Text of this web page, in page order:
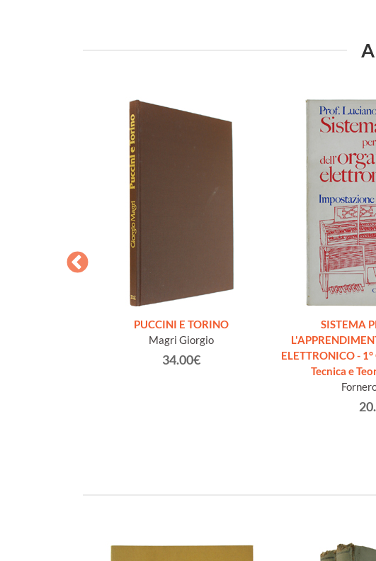
PUCCINI E TORINO
Magri Giorgio
34.00€
SISTEMA
ELETTRONICO -
Tecnica e